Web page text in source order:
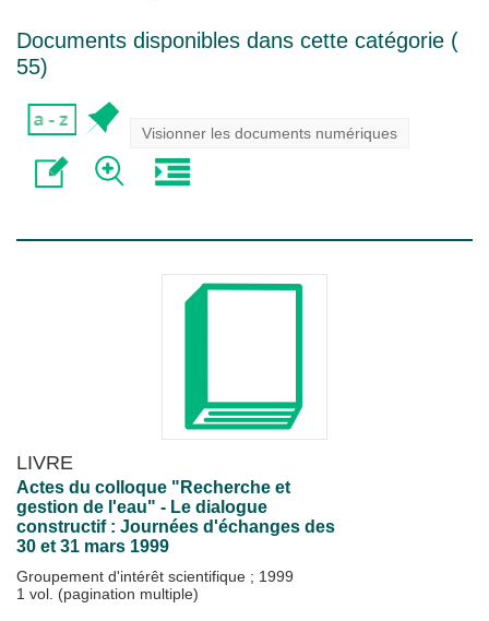
Documents disponibles dans cette catégorie (
55)
Visionner les documents numériques
LIVRE
Actes du colloque "Recherche et
gestion de l'eau" - Le dialogue
constructif : Journées d'échanges des
30 et 31 mars 1999
Groupement d'intérêt scientifique ; 1999
1 vol. (pagination multiple)